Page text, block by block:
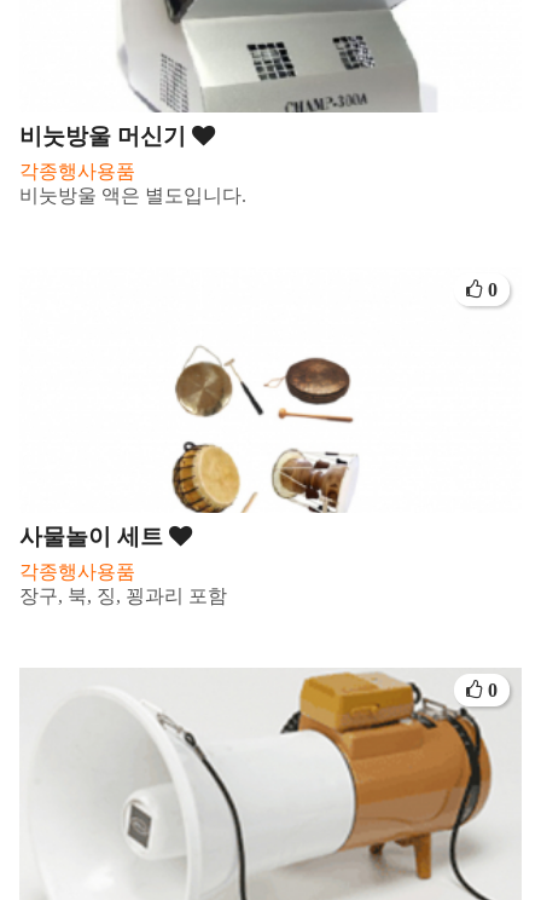
비눗방울 머신기
각종행사용품
비눗방울 액은 별도입니다.
사물놀이 세트
각종행사용품
장구, 북, 징, 꾕과리 포함
0
0